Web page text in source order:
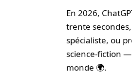
En 2026,
trente
spécialiste, ou
science-fiction —
monde 🌍.